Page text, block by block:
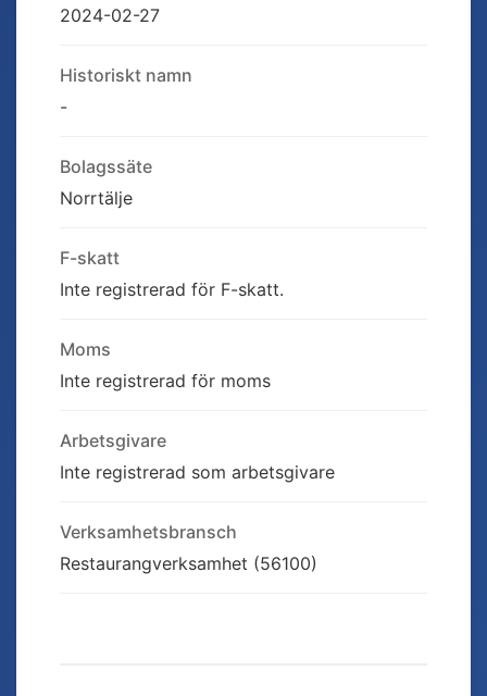
2024-02-27
Historiskt namn
-
Bolagssäte
Norrtälje
F-skatt
Inte registrerad för F-skatt.
Moms
Inte registrerad för moms
Arbetsgivare
Inte registrerad som arbetsgivare
Verksamhetsbransch
Restaurangverksamhet (56100)